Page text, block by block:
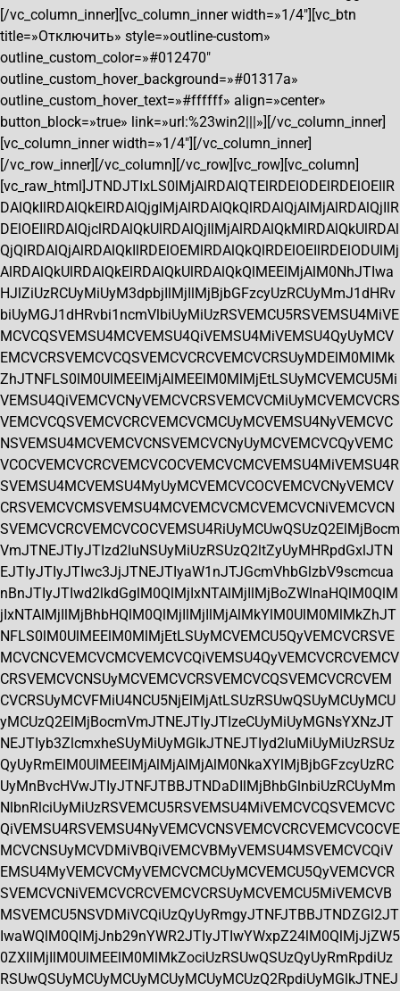
[/vc_column_inner][vc_column_inner width=»1/4″][vc_btn
title=»Отключить» style=»outline-custom»
outline_custom_color=»#012470″
outline_custom_hover_background=»#01317a»
outline_custom_hover_text=»#ffffff» align=»center»
button_block=»true» link=»url:%23win2|||»][/vc_column_inner]
[vc_column_inner width=»1/4″][/vc_column_inner]
[/vc_row_inner][/vc_column][/vc_row][vc_row][vc_column]
[vc_raw_html]JTNDJTIxLS0lMjAlRDAlQTElRDElODElRDElOEIlR
DAlQkIlRDAlQkElRDAlQjglMjAlRDAlQkQlRDAlQjAlMjAlRDAlQjIlR
DElOEIlRDAlQjclRDAlQkUlRDAlQjIlMjAlRDAlQkMlRDAlQkUlRDAl
QjQlRDAlQjAlRDAlQkIlRDElOEMlRDAlQkQlRDElOEIlRDElODUlMj
AlRDAlQkUlRDAlQkElRDAlQkUlRDAlQkQlMEElMjAlM0NhJTIwa
HJlZiUzRCUyMiUyM3dpbjIlMjIlMjBjbGFzcyUzRCUyMmJ1dHRv
biUyMGJ1dHRvbi1ncmVlbiUyMiUzRSVEMCU5RSVEMSU4MiVE
MCVCQSVEMSU4MCVEMSU4QiVEMSU4MiVEMSU4QyUyMCV
EMCVCRSVEMCVCQSVEMCVCRCVEMCVCRSUyMDElM0MlMk
ZhJTNFLS0lM0UlMEElMjAlMEElM0MlMjEtLSUyMCVEMCU5Mi
VEMSU4QiVEMCVCNyVEMCVCRSVEMCVCMiUyMCVEMCVCRS
VEMCVCQSVEMCVCRCVEMCVCMCUyMCVEMSU4NyVEMCVC
NSVEMSU4MCVEMCVCNSVEMCVCNyUyMCVEMCVCQyVEMC
VCOCVEMCVCRCVEMCVCOCVEMCVCMCVEMSU4MiVEMSU4R
SVEMSU4MCVEMSU4MyUyMCVEMCVCOCVEMCVCNyVEMCV
CRSVEMCVCMSVEMSU4MCVEMCVCMCVEMCVCNiVEMCVCN
SVEMCVCRCVEMCVCOCVEMSU4RiUyMCUwQSUzQ2ElMjBocm
VmJTNEJTIyJTIzd2luNSUyMiUzRSUzQ2ltZyUyMHRpdGxlJTN
EJTIyJTIyJTIwc3JjJTNEJTIyaW1nJTJGcmVhbGlzbV9scmcua
nBnJTIyJTIwd2lkdGglM0QlMjIxNTAlMjIlMjBoZWlnaHQlM0QlM
jIxNTAlMjIlMjBhbHQlM0QlMjIlMjIlMjAlMkYlM0UlM0MlMkZhJT
NFLS0lM0UlMEElM0MlMjEtLSUyMCVEMCU5QyVEMCVCRSVE
MCVCNCVEMCVCMCVEMCVCQiVEMSU4QyVEMCVCRCVEMCV
CRSVEMCVCNSUyMCVEMCVCRSVEMCVCQSVEMCVCRCVEM
CVCRSUyMCVFMiU4NCU5NjElMjAtLSUzRSUwQSUyMCUyMCU
yMCUzQ2ElMjBocmVmJTNEJTIyJTIzeCUyMiUyMGNsYXNzJT
NEJTIyb3ZlcmxheSUyMiUyMGlkJTNEJTIyd2luMiUyMiUzRSUz
QyUyRmElM0UlMEElMjAlMjAlMjAlM0NkaXYlMjBjbGFzcyUzRC
UyMnBvcHVwJTIyJTNFJTBBJTNDaDIlMjBhbGlnbiUzRCUyMm
NlbnRlciUyMiUzRSVEMCU5RSVEMSU4MiVEMCVCQSVEMCVC
QiVEMSU4RSVEMSU4NyVEMCVCNSVEMCVCRCVEMCVCOCVE
MCVCNSUyMCVDMiVBQiVEMCVBMyVEMSU4MSVEMCVCQiV
EMSU4MyVEMCVCMyVEMCVCMCUyMCVEMCU5QyVEMCVCR
SVEMCVCNiVEMCVCRCVEMCVCRSUyMCVEMCU5MiVEMCVB
MSVEMCU5NSVDMiVCQiUzQyUyRmgyJTNFJTBBJTNDZGl2JT
IwaWQlM0QlMjJnb29nYWR2JTIyJTIwYWxpZ24lM0QlMjJjZW5
0ZXIlMjIlM0UlMEElM0MlMkZociUzRSUwQSUzQyUyRmRpdiUz
RSUwQSUyMCUyMCUyMCUyMCUyMCUzQ2RpdiUyMGlkJTNEJ